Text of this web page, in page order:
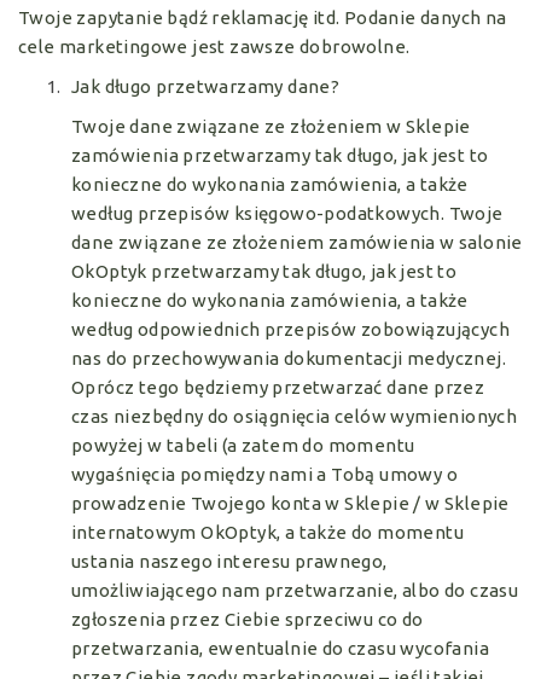
Twoje zapytanie bądź reklamację itd. Podanie danych na
cele marketingowe jest zawsze dobrowolne.
Jak długo przetwarzamy dane?
Twoje dane związane ze złożeniem w Sklepie
zamówienia przetwarzamy tak długo, jak jest to
konieczne do wykonania zamówienia, a także
według przepisów księgowo-podatkowych. Twoje
dane związane ze złożeniem zamówienia w salonie
OkOptyk przetwarzamy tak długo, jak jest to
konieczne do wykonania zamówienia, a także
według odpowiednich przepisów zobowiązujących
nas do przechowywania dokumentacji medycznej.
Oprócz tego będziemy przetwarzać dane przez
czas niezbędny do osiągnięcia celów wymienionych
powyżej w tabeli (a zatem do momentu
wygaśnięcia pomiędzy nami a Tobą umowy o
prowadzenie Twojego konta w Sklepie / w Sklepie
internatowym OkOptyk, a także do momentu
ustania naszego interesu prawnego,
umożliwiającego nam przetwarzanie, albo do czasu
zgłoszenia przez Ciebie sprzeciwu co do
przetwarzania, ewentualnie do czasu wycofania